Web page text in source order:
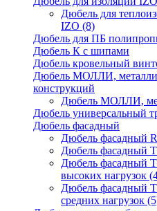
Дюбель для
IZO (8)
Дюбель для ПБ
Дюбель К с шипами
Дюбель кровельный
Дюбель МОЛЛИ,
конструкций
Дюбель МОЛЛИ,
Дюбель универсальный
Дюбель фасадный
Дюбель фасадный
Дюбель фасадный
Дюбель фасадный
высоких нагрузок
Дюбель фасадный
средних нагрузок